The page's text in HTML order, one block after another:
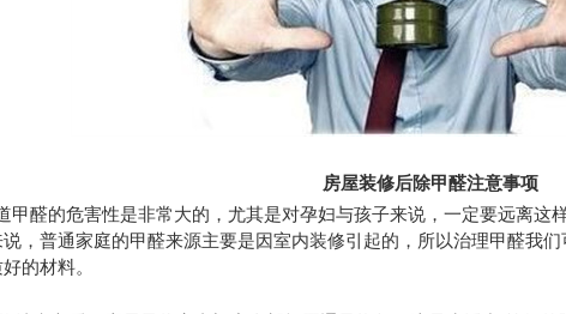
房屋装修后除甲醛注意事项
甲醛的危害性是非常大的，尤其是对孕妇与孩子来说，一定要远离
，普通家庭的甲醛来源主要是因室内装修引起的，所以治理甲醛我
的材料。